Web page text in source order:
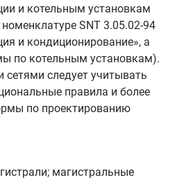
и котельным установкам
SNT 3.05.02-94
и кондиционирование», а
по котельным установкам).
сетями следует учитывать
правила и более
по проектированию
магистральные